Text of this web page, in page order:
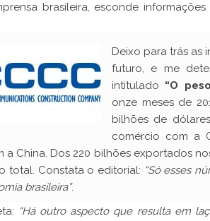
brasileira, esconde
Deixo para trás as
futuro, e me
intitulado “O
onze meses de
bilhões de
comércio com a
a China. Dos 220 bilhões exportados
total. Constata o editorial: “Só esses
brasileira”.
“Há outro aspecto que resulta em